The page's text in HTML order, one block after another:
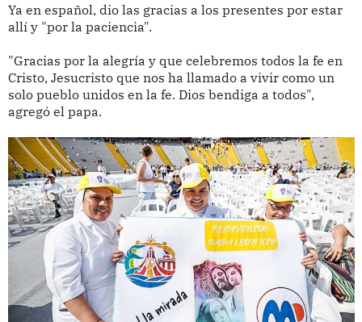
Ya en español, dio las gracias a los presentes por estar
allí y "por la paciencia".
"Gracias por la alegría y que celebremos todos la fe en
Cristo, Jesucristo que nos ha llamado a vivir como un
solo pueblo unidos en la fe. Dios bendiga a todos",
agregó el papa.